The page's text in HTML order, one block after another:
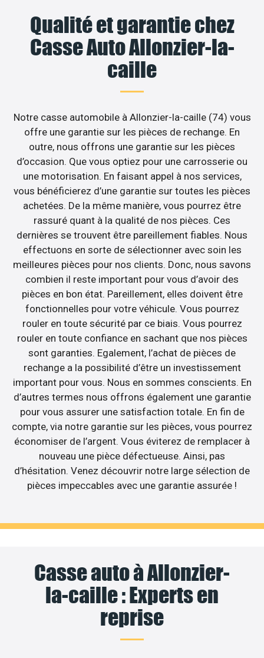
Qualité et garantie chez
Casse Auto Allonzier-la-
caille
Notre casse automobile à Allonzier-la-caille (74) vous
offre une garantie sur les pièces de rechange. En
outre, nous offrons une garantie sur les pièces
d’occasion. Que vous optiez pour une carrosserie ou
une motorisation. En faisant appel à nos services,
vous bénéficierez d’une garantie sur toutes les pièces
achetées. De la même manière, vous pourrez être
rassuré quant à la qualité de nos pièces. Ces
dernières se trouvent être pareillement fiables. Nous
effectuons en sorte de sélectionner avec soin les
meilleures pièces pour nos clients. Donc, nous savons
combien il reste important pour vous d’avoir des
pièces en bon état. Pareillement, elles doivent être
fonctionnelles pour votre véhicule. Vous pourrez
rouler en toute sécurité par ce biais. Vous pourrez
rouler en toute confiance en sachant que nos pièces
sont garanties. Egalement, l’achat de pièces de
rechange a la possibilité d’être un investissement
important pour vous. Nous en sommes conscients. En
d’autres termes nous offrons également une garantie
pour vous assurer une satisfaction totale. En fin de
compte, via notre garantie sur les pièces, vous pourrez
économiser de l’argent. Vous éviterez de remplacer à
nouveau une pièce défectueuse. Ainsi, pas
d’hésitation. Venez découvrir notre large sélection de
pièces impeccables avec une garantie assurée !
Casse auto à Allonzier-
la-caille : Experts en
reprise